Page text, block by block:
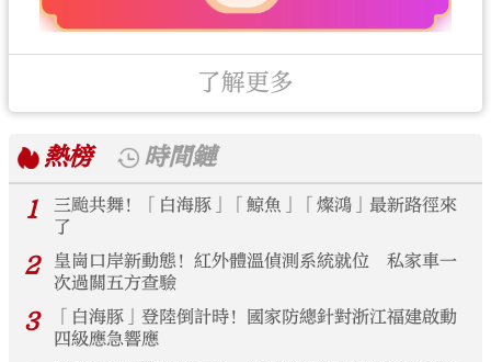
了解更多
熱榜
時間鏈
1
三颱共舞！「白海豚」「鯨魚」「燦鴻」最新路徑來
了
2
皇崗口岸新動態！紅外體溫偵測系統就位 私家車一
次過關五方查驗
3
「白海豚」登陸倒計時！國家防總針對浙江福建啟動
四級應急響應